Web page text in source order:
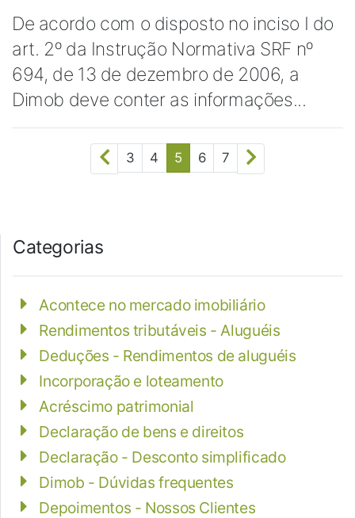
De acordo com o disposto no inciso I do
art. 2º da Instrução Normativa SRF nº
694, de 13 de dezembro de 2006, a
Dimob deve conter as informações...
3 4 5 6 7
Categorias
Acontece no mercado imobiliário
Rendimentos tributáveis - Aluguéis
Deduções - Rendimentos de aluguéis
Incorporação e loteamento
Acréscimo patrimonial
Declaração de bens e direitos
Declaração - Desconto simplificado
Dimob - Dúvidas frequentes
Depoimentos - Nossos Clientes